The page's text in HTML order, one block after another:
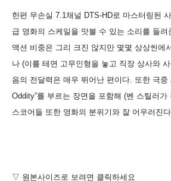
한편 무손실 7.1채널 DTS-HD로 마스터링된
급 영화의 스케일을 맛볼 수 있는 소리를 들려
액션 비중은 그리 크진 않지만 몇몇 상상씬에
나 (이를 테면 고무인형을 놓고 직장 상사와
음의 전달력은 매우 뛰어난 편이다. 또한 극중
Oddity”를 부르는 장면을 포함해 (벤 스틸러가
스코어들 또한 영화의 분위기와 잘 어우러진다.
▽ 원본사이즈로 보려면 클릭하세요